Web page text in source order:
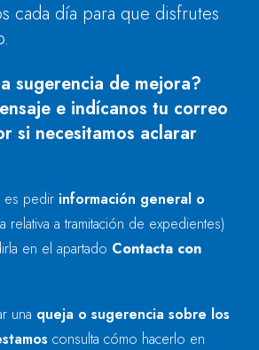
cada día para que disfrutes
sugerencia de mejora?
e indícanos tu correo
si necesitamos aclarar
es pedir información general o
relativa a tramitación de expedientes)
en el apartado Contacta con
una queja o sugerencia sobre los
consulta cómo hacerlo en